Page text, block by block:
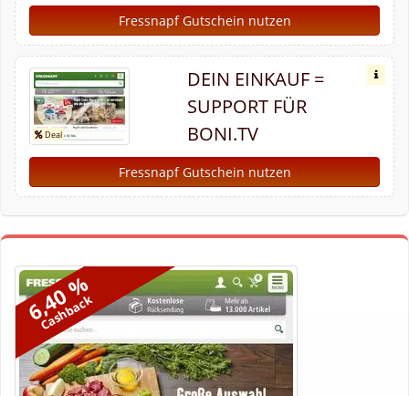
Fressnapf Gutschein nutzen
DEIN EINKAUF =
SUPPORT FÜR
BONI.TV
Fressnapf Gutschein nutzen
6,40 %
Cashback